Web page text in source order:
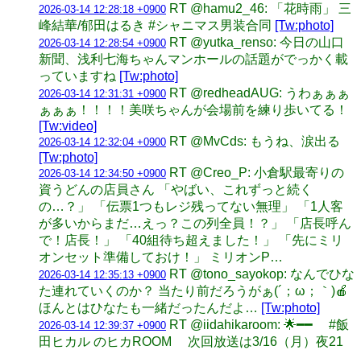
2026-03-14 12:28:18 +0900 RT @hamu2_46: 「花時雨」 三
峰結華/郁田はるき #シャニマス男装合同 [Tw:photo]
2026-03-14 12:28:54 +0900 RT @yutka_renso: 今日の山口
新聞、浅利七海ちゃんマンホールの話題がでっかく載
っていますね [Tw:photo]
2026-03-14 12:31:31 +0900 RT @redheadAUG: うわぁぁぁ
ぁぁぁ！！！！美咲ちゃんが会場前を練り歩いてる！
[Tw:video]
2026-03-14 12:32:04 +0900 RT @MvCds: もうね、涙出る
[Tw:photo]
2026-03-14 12:34:50 +0900 RT @Creo_P: 小倉駅最寄りの
資うどんの店員さん 「やばい、これずっと続く
の…？」 「伝票1つもレジ残ってない無理」 「1人客
が多いからまだ…えっ？この列全員！？」 「店長呼ん
で！店長！」 「40組待ち超えました！」 「先にミリ
オンセット準備しておけ！」 ミリオンP…
2026-03-14 12:35:13 +0900 RT @tono_sayokop: なんでひな
た連れていくのか？ 当たり前だろうがぁ(´；ω；｀)🍎
ほんとはひなたも一緒だったんだよ… [Tw:photo]
2026-03-14 12:39:37 +0900 RT @iidahikaroom: 🌟━━ #飯
田ヒカル のヒカROOM 次回放送は3/16（月）夜21